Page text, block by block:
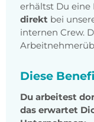
erhältst Du eine
direkt bei
internen Crew.
Diese
Du arbeitest
das erwartet